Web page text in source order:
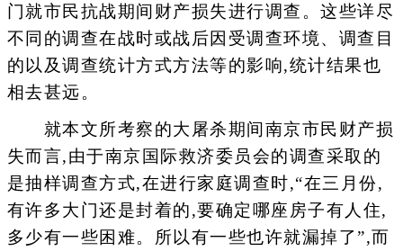
门就市民抗战期间财产损失进行调查。这些详尽
不同的调查在战时或战后因受调查环境、调查目
的以及调查统计方式方法等的影响,统计结果也
相去甚远。
就本文所考察的大屠杀期间南京市民财产损
失而言,由于南京国际救济委员会的调查采取的
是抽样调查方式,在进行家庭调查时,“在三月份,
有许多大门还是封着的,要确定哪座房子有人住,
多少有一些困难。所以有一些也许就漏掉了”,而